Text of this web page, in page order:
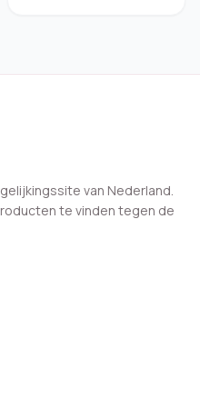
van Nederland.
te vinden tegen de